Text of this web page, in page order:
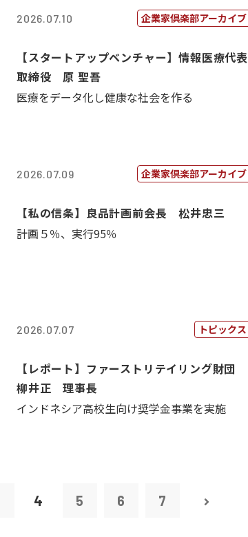
2026.07.10 企業家倶楽部アーカイブ
【スタートアップベンチャー】情報医療代表
取締役 原 聖吾
医療をデータ化し健康な社会を作る
2026.07.09 企業家倶楽部アーカイブ
【私の信条】良品計画前会長 松井忠三
計画５％、実行95％
2026.07.07 トピックス
【レポート】ファーストリテイリング財団
柳井正 理事長
インドネシア高校生向け奨学金事業を実施
4 5 6 7